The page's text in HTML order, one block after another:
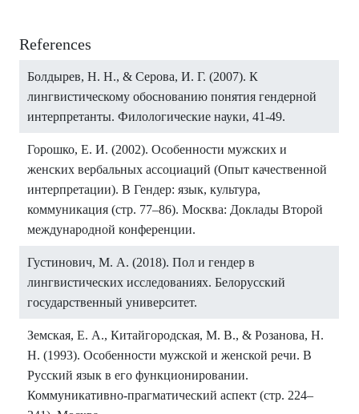
References
Болдырев, Н. Н., & Серова, И. Г. (2007). К
лингвистическому обоснованию понятия гендерной
интерпретанты. Филологические науки, 41-49.
Горошко, Е. И. (2002). Особенности мужских и
женских вербальных ассоциаций (Опыт качественной
интерпретации). В Гендер: язык, культура,
коммуникация (стр. 77–86). Москва: Доклады Второй
международной конференции.
Густинович, М. А. (2018). Пол и гендер в
лингвистических исследованиях. Белорусский
государственный университет.
Земская, Е. А., Китайгородская, М. В., & Розанова, Н.
Н. (1993). Особенности мужской и женской речи. В
Русский язык в его функционировании.
Коммуникативно-прагматический аспект (стр. 224–